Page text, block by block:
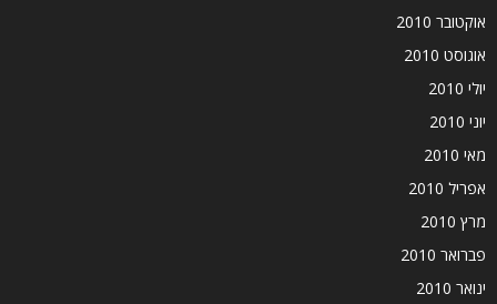
אוקטובר 2010
אוגוסט 2010
יולי 2010
יוני 2010
מאי 2010
אפריל 2010
מרץ 2010
פברואר 2010
ינואר 2010